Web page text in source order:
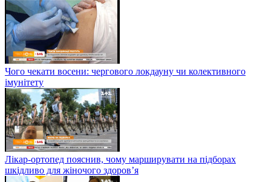
Чого чекати восени: чергового локдауну чи колективного
імунітету
Лікар-ортопед пояснив, чому марширувати на підборах
шкідливо для жіночого здоров’я